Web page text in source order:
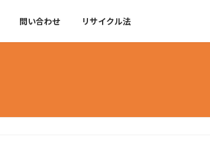
問い合わせ リサイクル法